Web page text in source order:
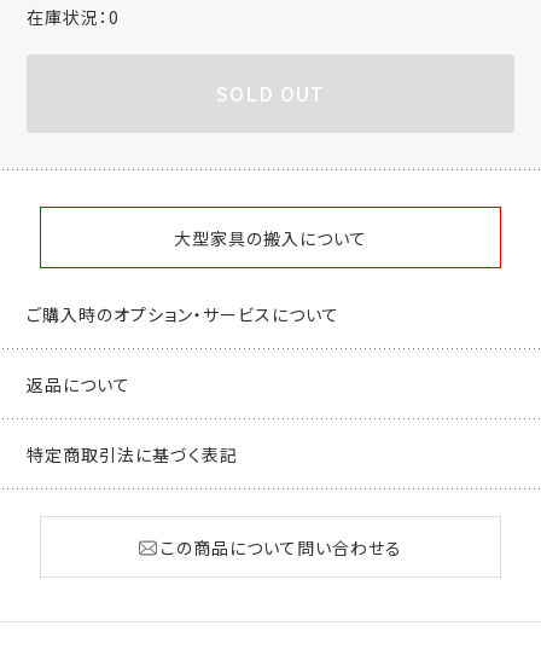
在庫状況：0
SOLD OUT
大型家具の搬入について
ご購入時のオプション・サービスについて
返品について
特定商取引法に基づく表記
この商品について問い合わせる